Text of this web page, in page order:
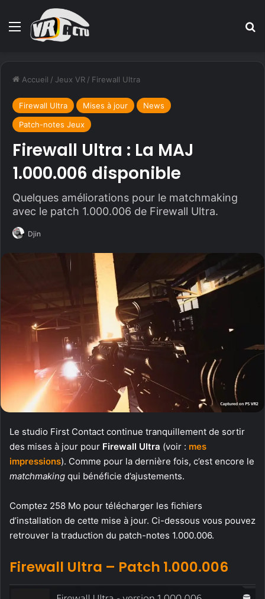
Menu
Accueil / Jeux VR / Firewall Ultra
Firewall Ultra Mises à jour
News
Patch-notes Jeux
Firewall Ultra : La MAJ
1.000.006 disponible
Quelques améliorations pour le matchmaking
avec le patch 1.000.006 de Firewall Ultra.
Djin
Le studio First Contact continue tranquillement de sortir
des mises à jour pour Firewall Ultra (voir : mes
impressions). Comme pour la dernière fois, c’est encore le
matchmaking qui bénéficie d’ajustements.
Comptez 258 Mo pour télécharger les fichiers
d’installation de cette mise à jour. Ci-dessous vous pouvez
retrouver la traduction du patch-notes 1.000.006.
Firewall Ultra – Patch 1.000.006